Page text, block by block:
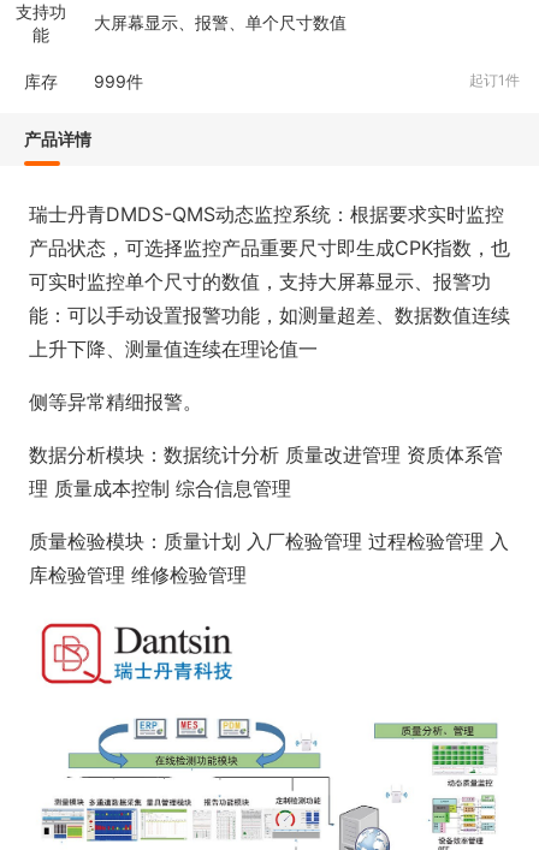
支持功
能
大屏幕显示、报警、单个尺寸数值
库存 999件 起订1件
产品详情
瑞士丹青DMDS-QMS动态监控系统：根据要求实时监控
产品状态，可选择监控产品重要尺寸即生成CPK指数，也
可实时监控单个尺寸的数值，支持大屏幕显示、报警功
能：可以手动设置报警功能，如测量超差、数据数值连续
上升下降、测量值连续在理论值一
侧等异常精细报警。
数据分析模块：数据统计分析 质量改进管理 资质体系管
理 质量成本控制 综合信息管理
质量检验模块：质量计划 入厂检验管理 过程检验管理 入
库检验管理 维修检验管理